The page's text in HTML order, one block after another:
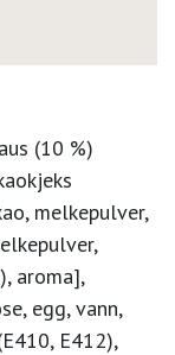
(10 %)
melkepulver,
aroma],
egg, vann,
E412),